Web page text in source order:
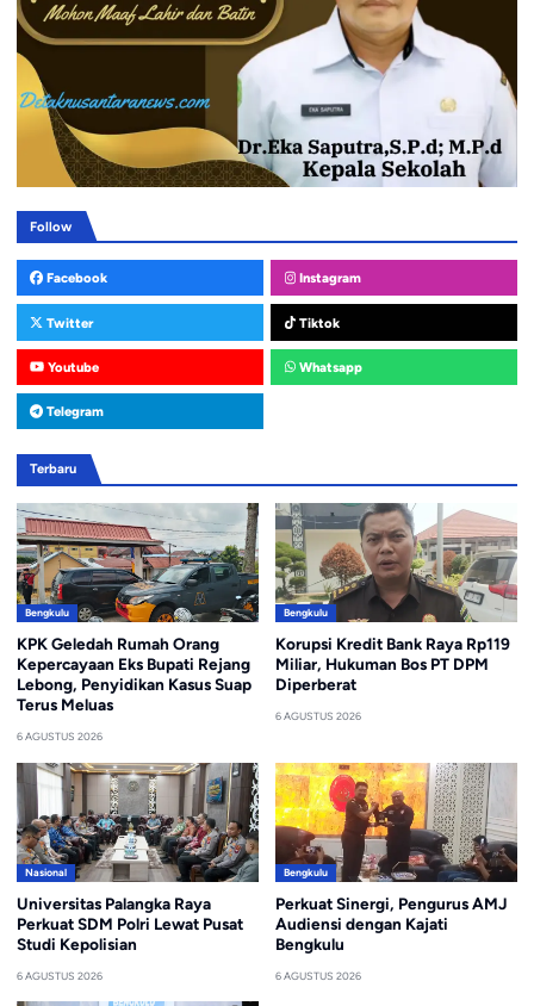
Follow
Facebook Instagram
Twitter Tiktok
Youtube Whatsapp
Telegram
Terbaru
Bengkulu
KPK Geledah Rumah Orang
Kepercayaan Eks Bupati Rejang
Lebong, Penyidikan Kasus Suap
Terus Meluas
6 AGUSTUS 2026
Bengkulu
Korupsi Kredit Bank Raya Rp119
Miliar, Hukuman Bos PT DPM
Diperberat
6 AGUSTUS 2026
Nasional
Universitas Palangka Raya
Perkuat SDM Polri Lewat Pusat
Studi Kepolisian
6 AGUSTUS 2026
Bengkulu
Perkuat Sinergi, Pengurus AMJ
Audiensi dengan Kajati
Bengkulu
6 AGUSTUS 2026